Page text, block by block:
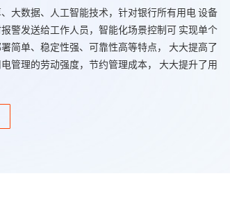
大数据、人工智能技术，针对银行所有用电 设备
警发送给工作人员，智能化场景控制可 实现单个
简单、稳定性强、可靠性高等特点， 大大提高了
管理的劳动强度，节约管理成本， 大大提升了用